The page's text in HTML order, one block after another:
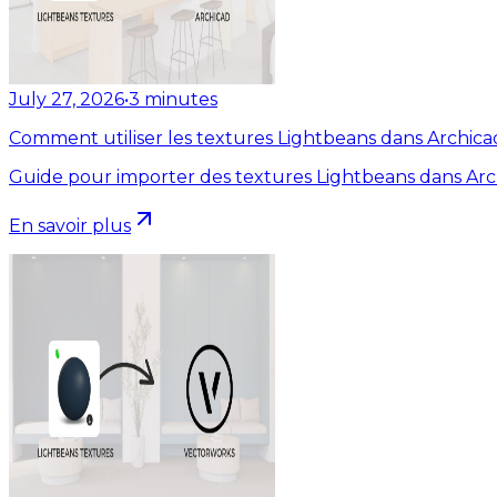
July 27, 2026•3 minutes
Comment utiliser les textures Lightbeans dans
Guide pour importer des textures Lightbeans dans
En savoir plus